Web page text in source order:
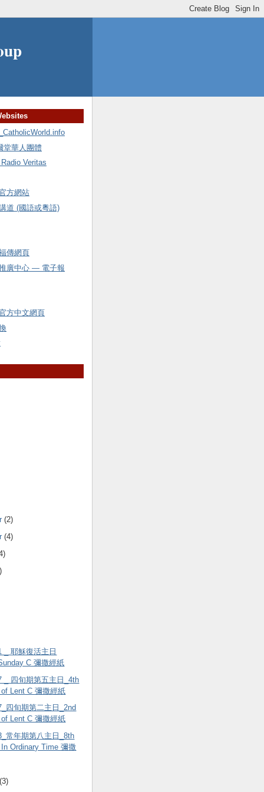
堂華人團體
Veritas
方網站
道 (國語或粵語)
傳網頁
廣中心 — 電子報
方中文網頁
(2)
(4)
_ 耶穌復活主日
C 彌撒經紙
_ 四旬期第五主日_4th
Lent C 彌撒經紙
四旬期第二主日_2nd
Lent C 彌撒經紙
常年期第八主日_8th
Ordinary Time 彌撒